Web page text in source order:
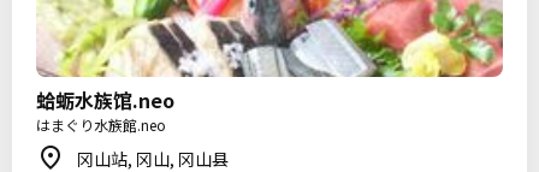
蛤蛎水族馆.neo
はまぐり水族館.neo
冈山站, 冈山, 冈山县